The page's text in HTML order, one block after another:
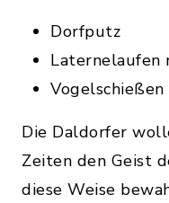
Dorfputz
Laternelaufen
Vogelschießen
Die Daldorfer
Zeiten den Geist
diese Weise